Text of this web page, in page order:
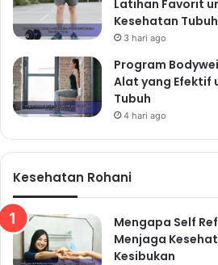
Latihan Favorit
Kesehatan Tubuh
3 hari ago
Program
Alat yang Efektif
Tubuh
4 hari ago
Kesehatan Rohani
Mengapa Self
Menjaga
Kesibukan